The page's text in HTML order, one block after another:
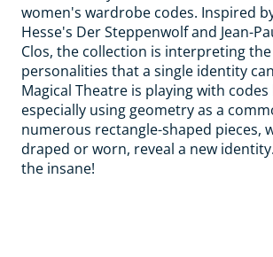
women's wardrobe codes. Inspired
Hesse's Der Steppenwolf and Jean-
Clos, the collection is interpreting
personalities that a single identity
Magical Theatre is playing with codes
especially using geometry as a
numerous rectangle-shaped pieces,
draped or worn, reveal a new
the insane!